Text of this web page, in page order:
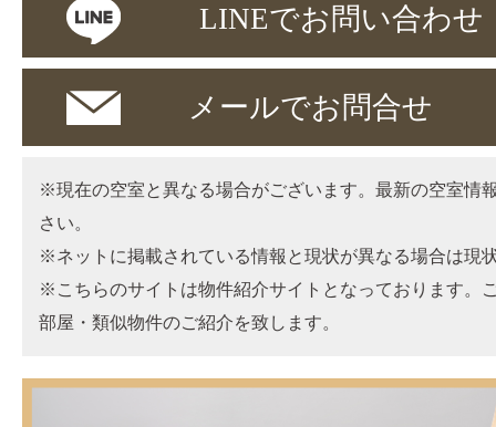
LINEでお問い合わせ
メールでお問合せ
※現在の空室と異なる場合がございます。最新の空室情
さい。
※ネットに掲載されている情報と現状が異なる場合は現
※こちらのサイトは物件紹介サイトとなっております。
部屋・類似物件のご紹介を致します。